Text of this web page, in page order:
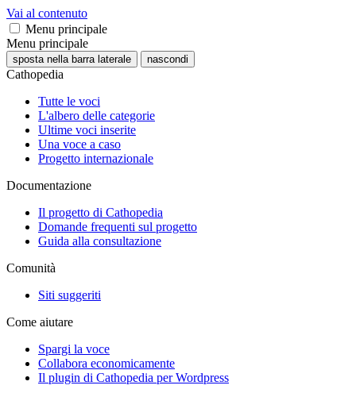
Vai al contenuto
Menu principale
Menu principale
sposta nella barra laterale nascondi
Cathopedia
Tutte le voci
L'albero delle categorie
Ultime voci inserite
Una voce a caso
Progetto internazionale
Documentazione
Il progetto di Cathopedia
Domande frequenti sul progetto
Guida alla consultazione
Comunità
Siti suggeriti
Come aiutare
Spargi la voce
Collabora economicamente
Il plugin di Cathopedia per Wordpress